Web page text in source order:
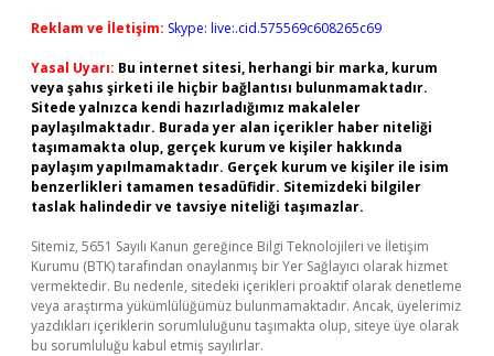
Reklam ve İletişim: Skype: live:.cid.575569c608265c69
Yasal Uyarı: Bu internet sitesi, herhangi bir marka, kurum
veya şahıs şirketi ile hiçbir bağlantısı bulunmamaktadır.
Sitede yalnızca kendi hazırladığımız makaleler
paylaşılmaktadır. Burada yer alan içerikler haber niteliği
taşımamakta olup, gerçek kurum ve kişiler hakkında
paylaşım yapılmamaktadır. Gerçek kurum ve kişiler ile isim
benzerlikleri tamamen tesadüfidir. Sitemizdeki bilgiler
taslak halindedir ve tavsiye niteliği taşımazlar.
Sitemiz, 5651 Sayılı Kanun gereğince Bilgi Teknolojileri ve İletişim
Kurumu (BTK) tarafından onaylanmış bir Yer Sağlayıcı olarak hizmet
vermektedir. Bu nedenle, sitedeki içerikleri proaktif olarak denetleme
veya araştırma yükümlülüğümüz bulunmamaktadır. Ancak, üyelerimiz
yazdıkları içeriklerin sorumluluğunu taşımakta olup, siteye üye olarak
bu sorumluluğu kabul etmiş sayılırlar.